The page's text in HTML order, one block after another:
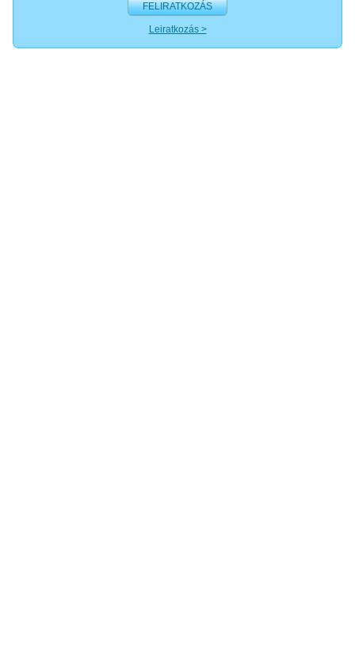
FELIRATKOZÁS
Leiratkozás >